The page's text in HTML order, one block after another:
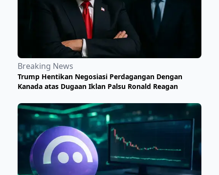
Breaking News
Trump Hentikan Negosiasi Perdagangan Dengan
Kanada atas Dugaan Iklan Palsu Ronald Reagan